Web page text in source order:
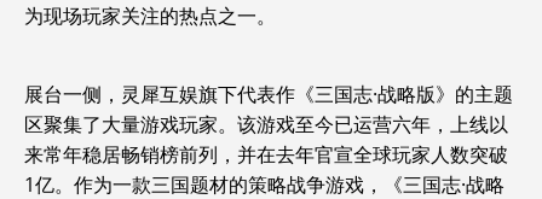
为现场玩家关注的热点之一。
展台一侧，灵犀互娱旗下代表作《三国志·战略版》的主题
区聚集了大量游戏玩家。该游戏至今已运营六年，上线以
来常年稳居畅销榜前列，并在去年官宣全球玩家人数突破
1亿。作为一款三国题材的策略战争游戏，《三国志·战略